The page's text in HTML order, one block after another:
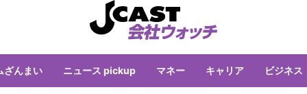
ざんまい ニュース pickup マネー キャリア ビジネス